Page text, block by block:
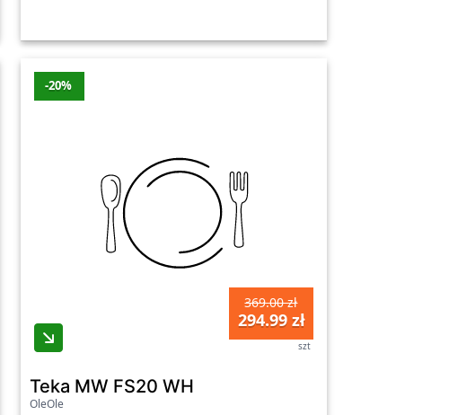
WH
-20%
369.00 zł
294.99 zł
szt
Teka MW FS20 WH
OleOle